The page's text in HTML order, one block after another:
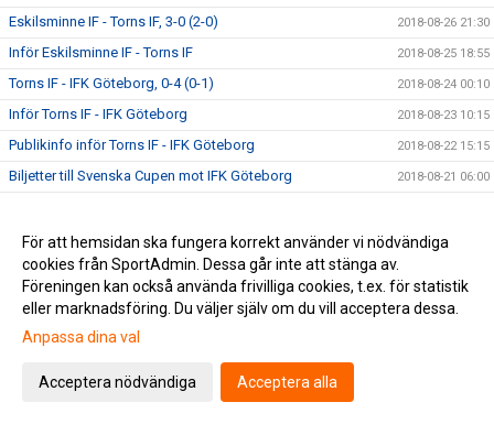
Eskilsminne IF - Torns IF, 3-0 (2-0) 2018-08-26 21:30
Inför Eskilsminne IF - Torns IF 2018-08-25 18:55
Torns IF - IFK Göteborg, 0-4 (0-1) 2018-08-24 00:10
Inför Torns IF - IFK Göteborg 2018-08-23 10:15
Publikinfo inför Torns IF - IFK Göteborg 2018-08-22 15:15
Biljetter till Svenska Cupen mot IFK Göteborg 2018-08-21 06:00
TV: Dino Mesic: "Vi är här för att utmana" 2018-08-20 20:43
Torns IF - Utsiktens BK, 2-0 (0-0) 2018-08-18 22:15
Inför Torns IF - Utsiktens BK 2018-08-17 16:30
Välkommen Emil Joelsson #17
Välkommen Alexander Fioretos #13
DM: Torns IF - IFÖ Bromölla IF, 0-6 (0-5)
För att hemsidan ska fungera korrekt använder vi nödvändiga
cookies från SportAdmin. Dessa går inte att stänga av.
Föreningen kan också använda frivilliga cookies, t.ex. för statistik
eller marknadsföring. Du väljer själv om du vill acceptera dessa.
Anpassa dina val
Acceptera nödvändiga Acceptera alla